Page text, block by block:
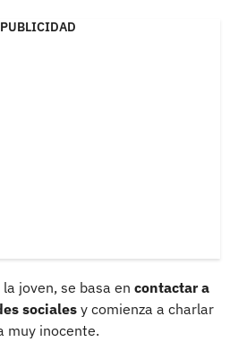
PUBLICIDAD
joven, se basa en contactar a
sociales y comienza a charlar
muy inocente.